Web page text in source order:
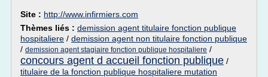
Site : http://www.infirmiers.com
Thèmes liés : demission agent titulaire fonction publique
hospitaliere / demission agent non titulaire fonction publique
/ demission agent stagiaire fonction publique hospitaliere /
concours agent d accueil fonction publique /
titulaire de la fonction publique hospitaliere mutation